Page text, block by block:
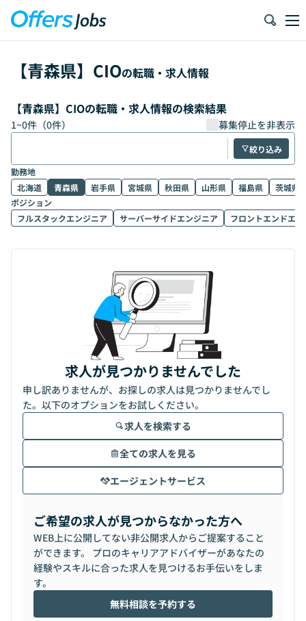
【青森県】 CIOの転職・求人情報
【青森県】CIOの転職・求人情報の検索結果
1~0件（0件） 募集停止を非表示
絞り込み
勤務地
北海道
青森県 岩手県 宮城県 秋田県 山形県 福島県
茨城県
ポジション
フルスタックエンジニア
サーバーサイドエンジニア フロントエンドエ
求人が見つかりませんでした
申し訳ありませんが、お探しの求人は見つかりませんでし
た。以下のオプションをお試しください。
求人を検索する
全ての求人を見る
エージェントサービス
ご希望の求人が見つからなかった方へ
WEB上に公開してない非公開求人からご提案すること
ができます。 プロのキャリアアドバイザーがあなたの
経験やスキルに合った求人を見つけるお手伝いをしま
す。
無料相談を予約する